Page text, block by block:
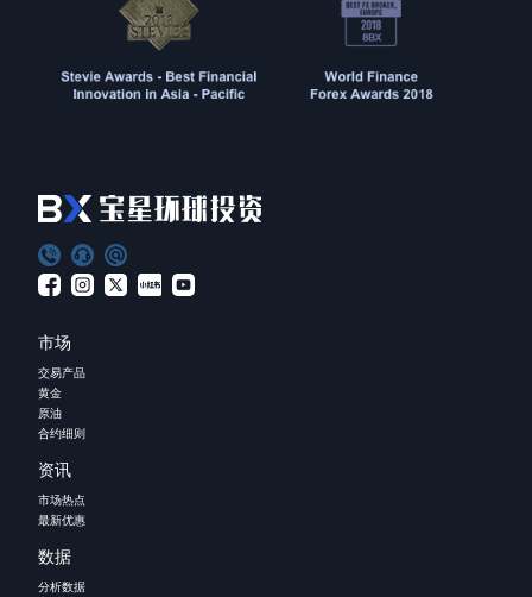
市场
交易产品
黄金
原油
合约细则
资讯
市场热点
最新优惠
数据
分析数据